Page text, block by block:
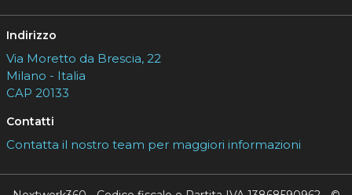
Indirizzo
Via Moretto da Brescia, 22
Milano - Italia
CAP 20133
Contatti
Contatta il nostro team per maggiori informazioni